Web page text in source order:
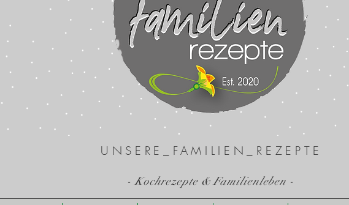
UNSERE_FAMILIEN_REZEPTE
- Kochrezepte & Familienleben -